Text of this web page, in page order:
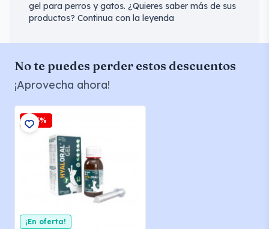
gel para perros y gatos. ¿Quieres saber más de sus
productos? Continua con la leyenda
No te puedes perder estos descuentos
¡Aprovecha ahora!
-2,5%
¡En oferta!